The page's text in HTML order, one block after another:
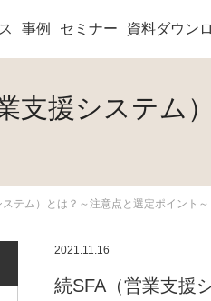
事例 セミナー 資料ダウン
支援システム
テム）とは？～注意点と選定ポイント～
2021.11.16
続SFA（営業支援